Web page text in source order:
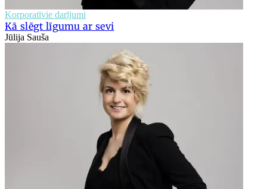
Korporatīvie darījumi
Kā slēgt līgumu ar sevi
Jūlija Sauša